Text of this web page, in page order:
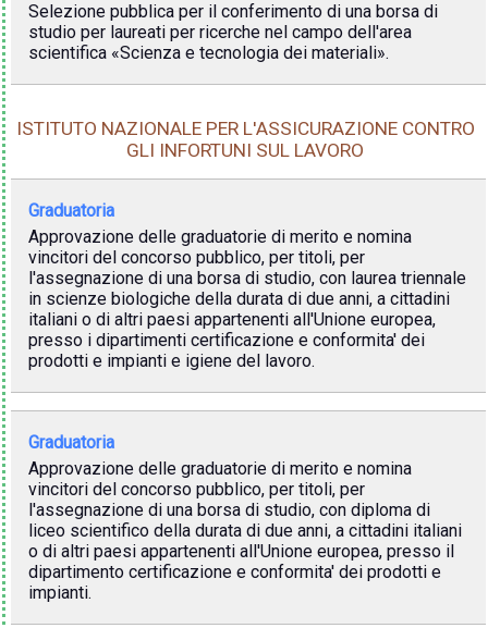
Selezione pubblica per il conferimento di una borsa di
studio per laureati per ricerche nel campo dell'area
scientifica «Scienza e tecnologia dei materiali».
ISTITUTO NAZIONALE PER L'ASSICURAZIONE CONTRO
GLI INFORTUNI SUL LAVORO
Graduatoria
Approvazione delle graduatorie di merito e nomina
vincitori del concorso pubblico, per titoli, per
l'assegnazione di una borsa di studio, con laurea triennale
in scienze biologiche della durata di due anni, a cittadini
italiani o di altri paesi appartenenti all'Unione europea,
presso i dipartimenti certificazione e conformita' dei
prodotti e impianti e igiene del lavoro.
Graduatoria
Approvazione delle graduatorie di merito e nomina
vincitori del concorso pubblico, per titoli, per
l'assegnazione di una borsa di studio, con diploma di
liceo scientifico della durata di due anni, a cittadini italiani
o di altri paesi appartenenti all'Unione europea, presso il
dipartimento certificazione e conformita' dei prodotti e
impianti.